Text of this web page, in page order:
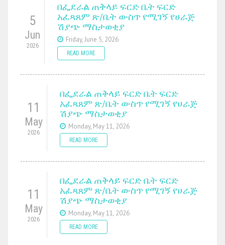
5
Jun
2026
በፌደራል ጠቅላይ ፍርድ ቤት ፍርድ
አፈጻጸም ጽ/ቤት ውስጥ የሚገኝ የሀራጅ
ሽያጭ ማስታወቂያ
Friday, June 5, 2026
READ MORE
11
May
2026
በፌደራል ጠቅላይ ፍርድ ቤት ፍርድ
አፈጻጸም ጽ/ቤት ውስጥ የሚገኝ የሀራጅ
ሽያጭ ማስታወቂያ
Monday, May 11, 2026
READ MORE
11
May
2026
በፌደራል ጠቅላይ ፍርድ ቤት ፍርድ
አፈጻጸም ጽ/ቤት ውስጥ የሚገኝ የሀራጅ
ሽያጭ ማስታወቂያ
Monday, May 11, 2026
READ MORE